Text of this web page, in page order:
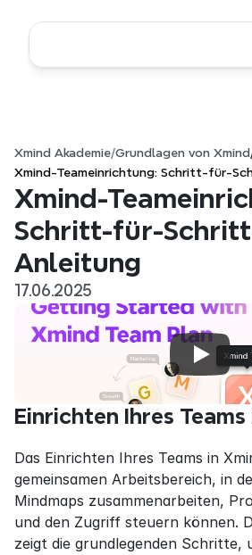
Xmind Akademie/Grundlagen von Xmind
Xmind-Teameinrichtung: Schritt-für-
Xmind-
Schritt-für-
Anleitung
17.06.2025
Einrichten Ihres Teams
Das Einrichten Ihres Teams in
gemeinsamen Arbeitsbereich, in
Mindmaps zusammenarbeiten,
und den Zugriff steuern können.
zeigt die grundlegenden Schritte,